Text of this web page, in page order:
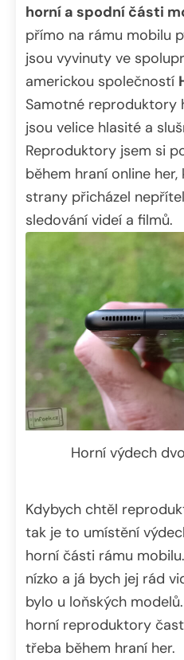
horní a spodní části
přímo na rámu mobilu
jsou vyvinuty ve
americkou společností
Samotné reproduktory
jsou velice hlasité a
Reproduktory jsem si
během hraní online her,
strany přicházel
sledování videí a filmů.
Horní výdech
Kdybych chtěl
tak je to umístění
horní části rámu
nízko a já bych jej rád
bylo u loňských
horní reproduktory
třeba během hraní her.